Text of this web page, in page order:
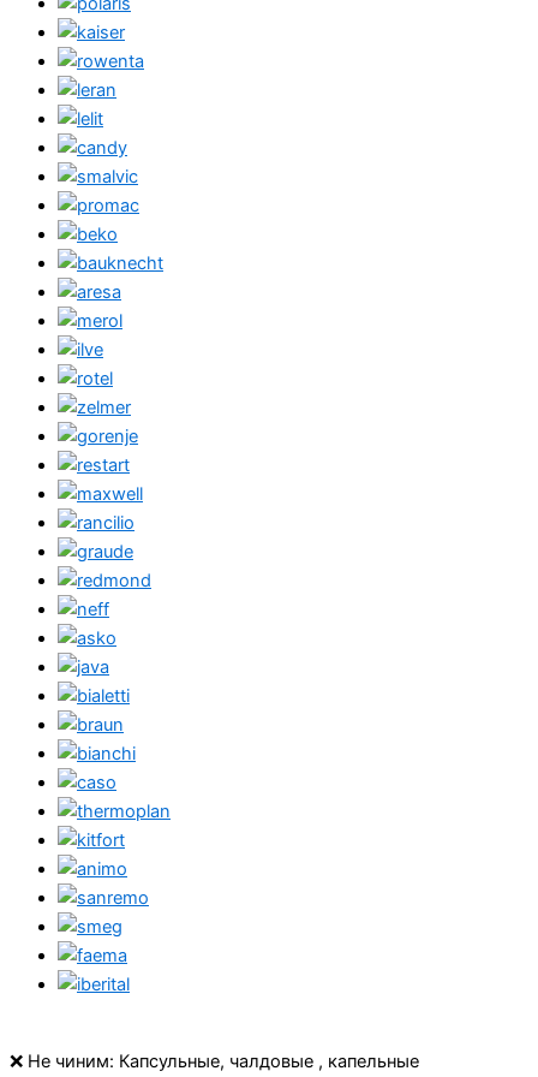
❌ Не чиним: Капсульные, чалдовые , капельные